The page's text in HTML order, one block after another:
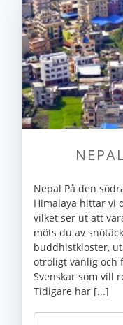
NEPAL
Nepal På den
Himalaya hittar vi
vilket ser ut att
möts du av
buddhistkloster,
otroligt vänlig och
Svenskar som vill
Tidigare har [...]